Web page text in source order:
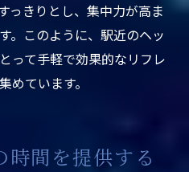
っきりとし、集中力が高ま
。このように、駅近のヘッ
って手軽で効果的なリフレ
めています。
時間を提供する